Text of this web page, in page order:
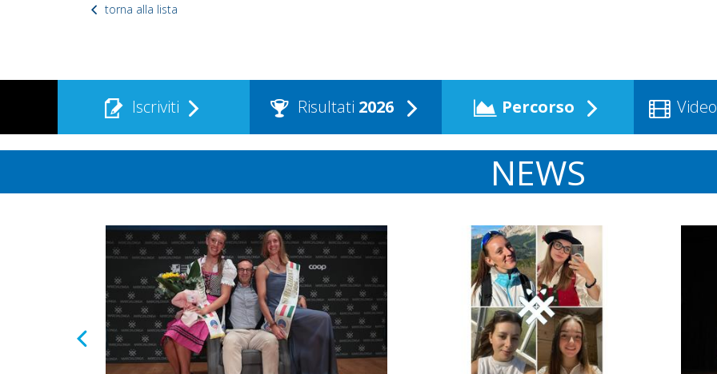
torna alla lista
Iscriviti Risultati 2026 Percorso Video
NEWS